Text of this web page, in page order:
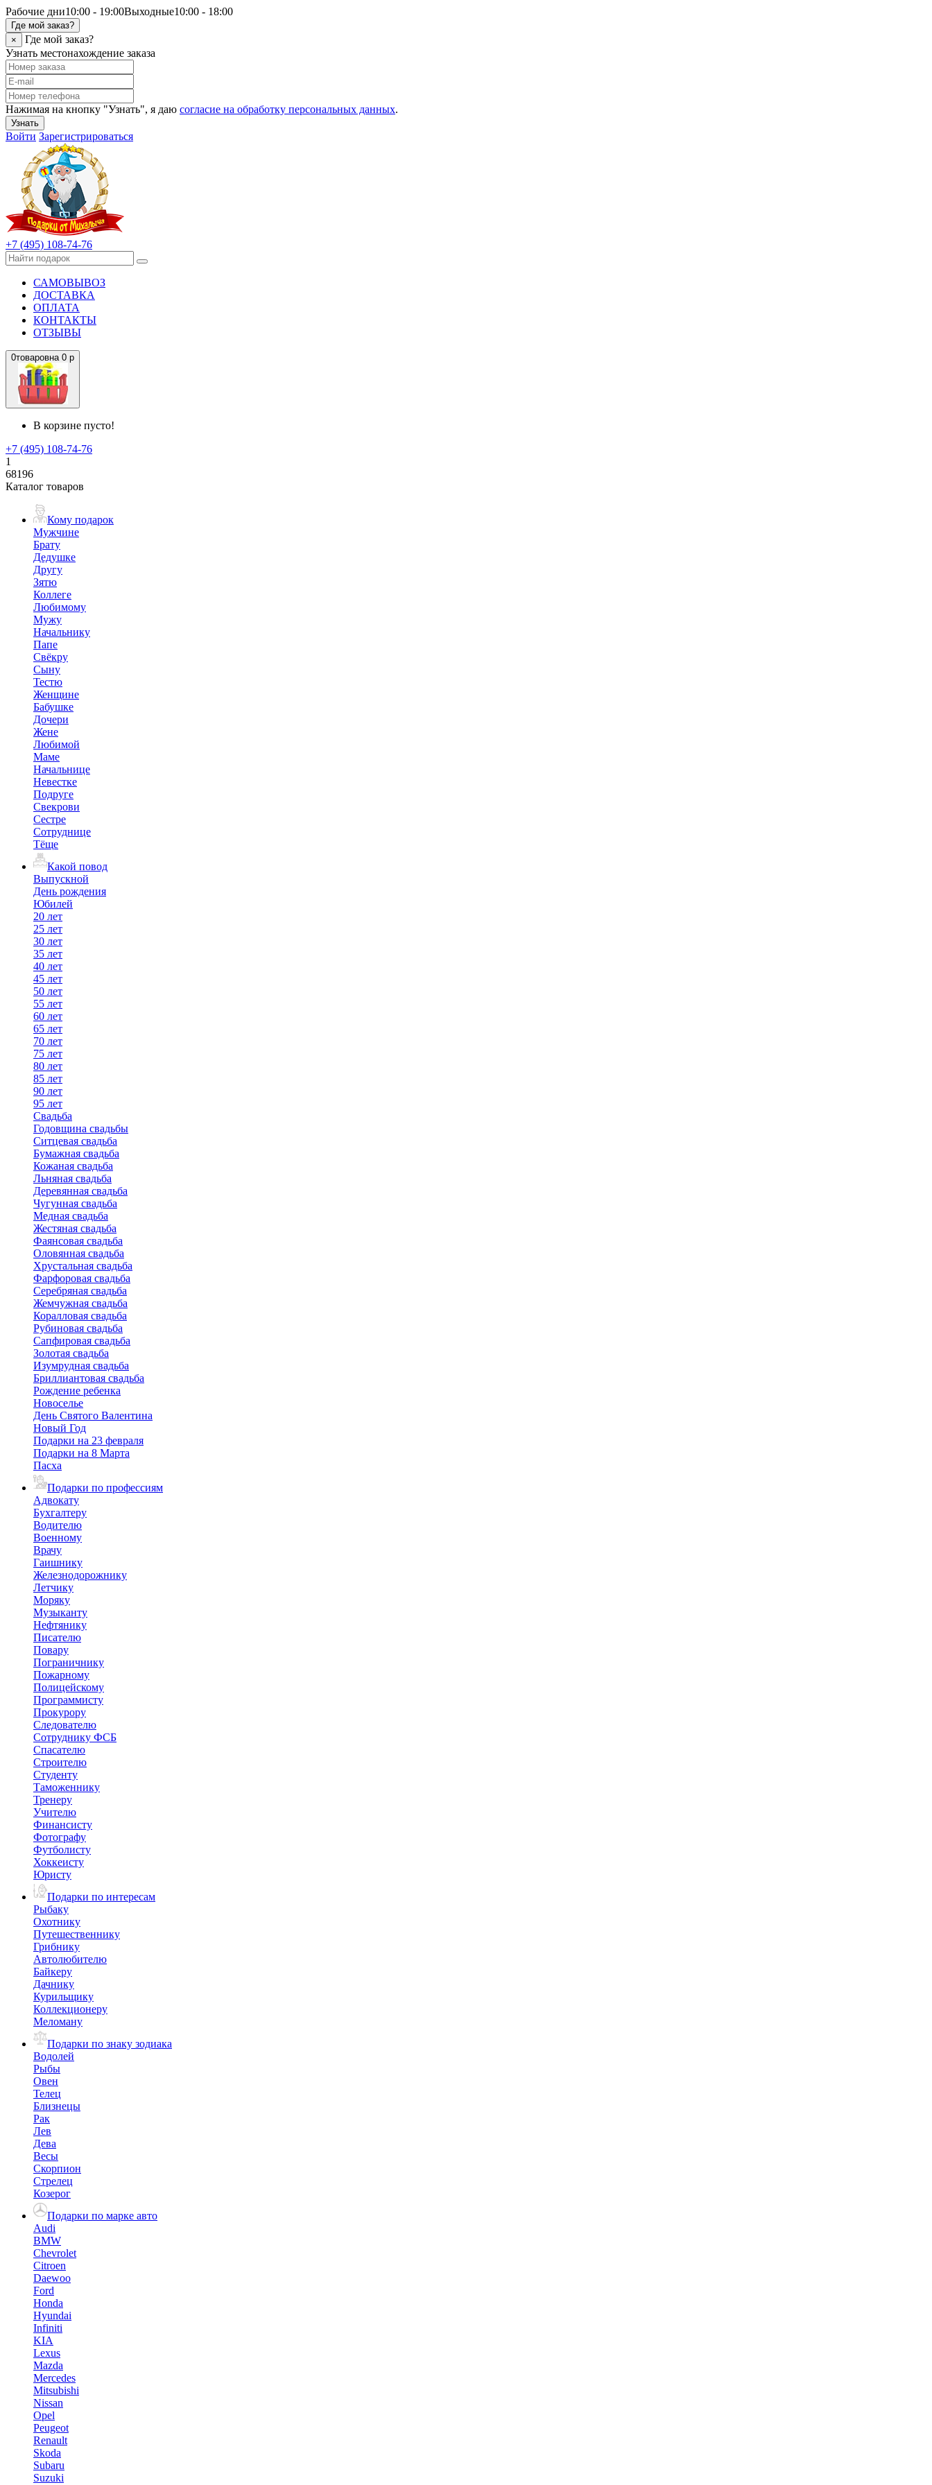
Рабочие дни10:00 - 19:00Выходные10:00 - 18:00
Где мой заказ?
×
Где мой заказ?
Узнать местонахождение заказа
Нажимая на кнопку "Узнать", я даю согласие на обработку персональных данных.
Узнать
Войти Зарегистрироваться
+7 (495) 108-74-76
САМОВЫВОЗ
ДОСТАВКА
ОПЛАТА
КОНТАКТЫ
ОТЗЫВЫ
0товаровна 0 р
В корзине пусто!
+7 (495) 108-74-76
1
68196
Каталог товаров
Кому подарок
Мужчине
Брату
Дедушке
Другу
Зятю
Коллеге
Любимому
Мужу
Начальнику
Папе
Свёкру
Сыну
Тестю
Женщине
Бабушке
Дочери
Жене
Любимой
Маме
Начальнице
Невестке
Подруге
Свекрови
Сестре
Сотруднице
Тёще
Какой повод
Выпускной
День рождения
Юбилей
20 лет
25 лет
30 лет
35 лет
40 лет
45 лет
50 лет
55 лет
60 лет
65 лет
70 лет
75 лет
80 лет
85 лет
90 лет
95 лет
Свадьба
Годовщина свадьбы
Ситцевая свадьба
Бумажная свадьба
Кожаная свадьба
Льняная свадьба
Деревянная свадьба
Чугунная свадьба
Медная свадьба
Жестяная свадьба
Фаянсовая свадьба
Оловянная свадьба
Хрустальная свадьба
Фарфоровая свадьба
Серебряная свадьба
Жемчужная свадьба
Коралловая свадьба
Рубиновая свадьба
Сапфировая свадьба
Золотая свадьба
Изумрудная свадьба
Бриллиантовая свадьба
Рождение ребенка
Новоселье
День Святого Валентина
Новый Год
Подарки на 23 февраля
Подарки на 8 Марта
Пасха
Подарки по профессиям
Адвокату
Бухгалтеру
Водителю
Военному
Врачу
Гаишнику
Железнодорожнику
Летчику
Моряку
Музыканту
Нефтянику
Писателю
Повару
Пограничнику
Пожарному
Полицейскому
Программисту
Прокурору
Следователю
Сотруднику ФСБ
Спасателю
Строителю
Студенту
Таможеннику
Тренеру
Учителю
Финансисту
Фотографу
Футболисту
Хоккеисту
Юристу
Подарки по интересам
Рыбаку
Охотнику
Путешественнику
Грибнику
Автолюбителю
Байкеру
Дачнику
Курильщику
Коллекционеру
Меломану
Подарки по знаку зодиака
Водолей
Рыбы
Овен
Телец
Близнецы
Рак
Лев
Дева
Весы
Скорпион
Стрелец
Козерог
Подарки по марке авто
Audi
BMW
Chevrolet
Citroen
Daewoo
Ford
Honda
Hyundai
Infiniti
KIA
Lexus
Mazda
Mercedes
Mitsubishi
Nissan
Opel
Peugeot
Renault
Skoda
Subaru
Suzuki